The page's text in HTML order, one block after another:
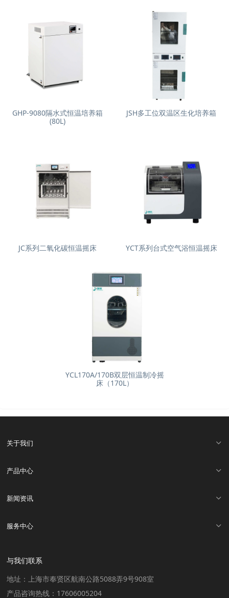
GHP-9080隔水式恒温培养箱
(80L)
JSH多工位双温区生化培养箱
JC系列二氧化碳恒温摇床 YCT系列台式空气浴恒温摇床
YCL170A/170B双层恒温制冷摇
床（170L）
关于我们
产品中心
新闻资讯
服务中心
与我们联系
地址：上海市奉贤区航南公路5088弄9号908室
产品咨询热线：17606005204